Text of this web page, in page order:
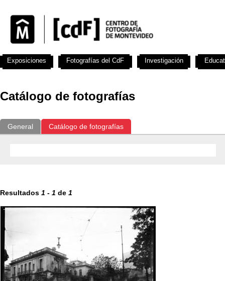
Catálogo de fotografías
General Catálogo de fotografías
Resultados 1 - 1 de 1
Exposiciones Fotografías del CdF Investigación